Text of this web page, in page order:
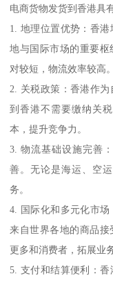
电商货物发货到香港具
1. 地理位置优势：香
地与国际市场的重要
对较短，物流效率较高。
2. 关税政策：香港作
到香港不需要缴纳关
本，提升竞争力。
3. 物流基础设施完善
善。无论是海运、空
务。
4. 国际化和多元化市
来自世界各地的商品接
更多和消费者，拓展业
5. 支付和结算便利：